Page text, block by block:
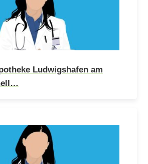
Ludwigshafen am